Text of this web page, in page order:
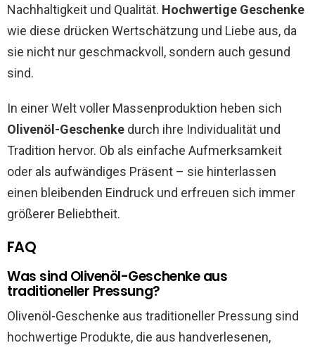
Nachhaltigkeit und Qualität. Hochwertige Geschenke
wie diese drücken Wertschätzung und Liebe aus, da
sie nicht nur geschmackvoll, sondern auch gesund
sind.
In einer Welt voller Massenproduktion heben sich
Olivenöl-Geschenke durch ihre Individualität und
Tradition hervor. Ob als einfache Aufmerksamkeit
oder als aufwändiges Präsent – sie hinterlassen
einen bleibenden Eindruck und erfreuen sich immer
größerer Beliebtheit.
FAQ
Was sind Olivenöl-Geschenke aus
traditioneller Pressung?
Olivenöl-Geschenke aus traditioneller Pressung sind
hochwertige Produkte, die aus handverlesenen,